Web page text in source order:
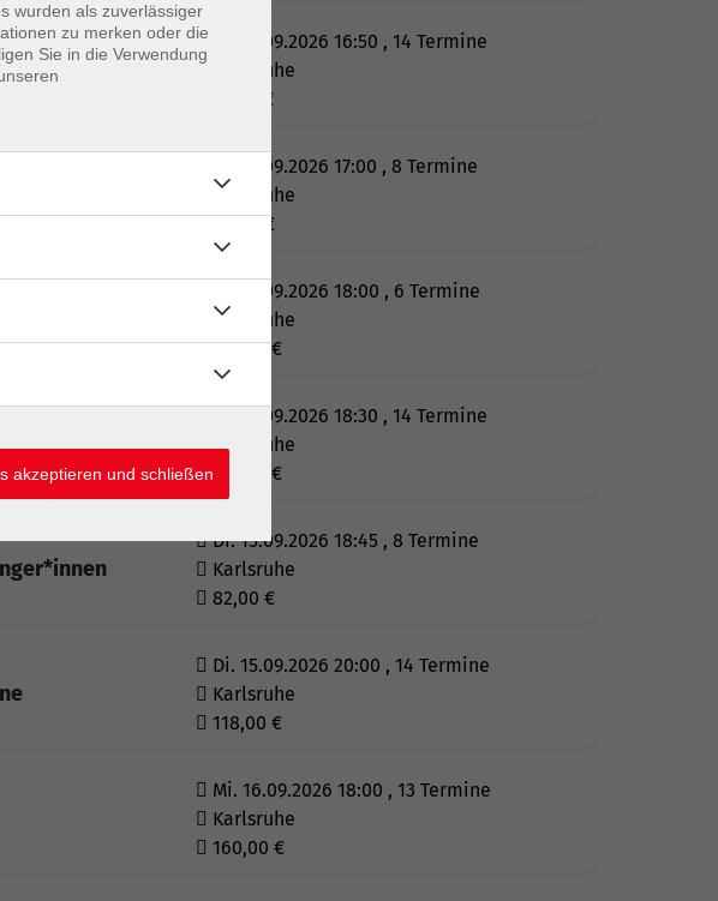
Di. 15.09.2026 16:50 , 14 Termine
Karlsruhe
€
Di. 15.09.2026 17:00 , 8 Termine
Karlsruhe
82,00€
Di. 15.09.2026 18:00 , 6 Termine
Karlsruhe
125,00€
Di. 15.09.2026 18:30 , 14 Termine
Karlsruhe
118,00 €
Di. 15.09.2026 18:45 , 8 Termine
Karlsruhe
82,00 €
Di. 15.09.2026 20:00 , 14 Termine
Karlsruhe
118,00 €
Mi. 16.09.2026 18:00 , 13 Termine
Karlsruhe
160,00 €
wurden als zuverlässiger
zu merken oder die
Sie in die Verwendung
akzeptieren und schließen